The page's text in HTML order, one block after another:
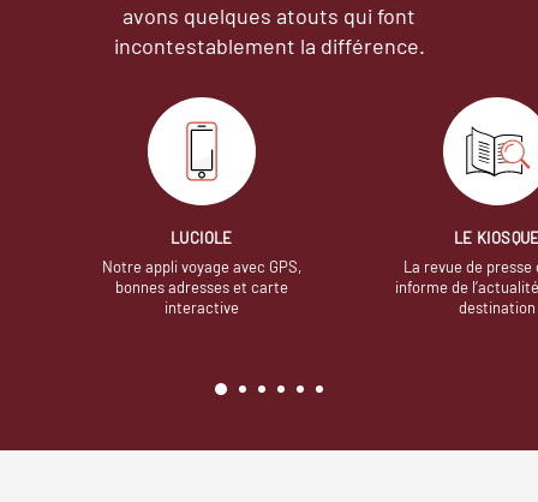
avons quelques atouts qui font
incontestablement la différence.
LUCIOLE
Notre appli voyage avec GPS,
bonnes adresses et carte
interactive
LE
La revue de presse
informe de
destination